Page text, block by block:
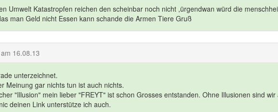
Umwelt Katastropfen reichen den scheinbar noch nicht ,ürgendwan würd die
man Geld nicht Essen kann schande die Armen Tiere Gruß
am 16.08.13
unterzeichnet.
Meinung gar nichts tun ist auch nichts.
"Illusion" mein lieber "FREYT" ist schon Grosses entstanden. Ohne Illusionen sind wir
deinen Link unterstütze ich auch.